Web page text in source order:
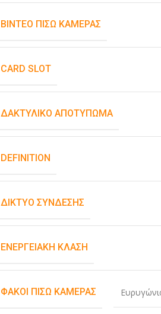
ΒΊΝΤΕΟ ΠΊΣΩ ΚΆΜΕΡΑΣ
CARD SLOT
ΔΑΚΤΥΛΙΚΌ ΑΠΟΤΎΠΩΜΑ
DEFINITION
ΔΊΚΤΥΟ ΣΎΝΔΕΣΗΣ
ΕΝΕΡΓΕΙΑΚΉ ΚΛΆΣΗ
ΦΑΚΟΊ ΠΊΣΩ ΚΆΜΕΡΑΣ